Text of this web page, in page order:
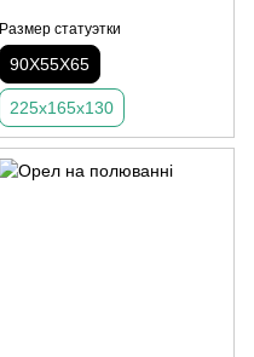
Размер статуэтки
90Х55Х65
225х165х130